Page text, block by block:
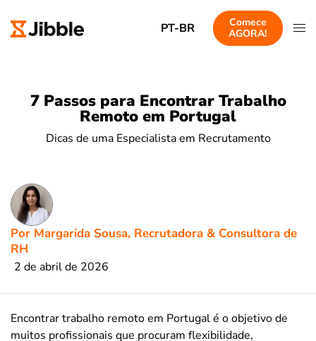
PT-BR
Comece
AGORA!
7 Passos para Encontrar Trabalho
Remoto em Portugal
Dicas de uma Especialista em Recrutamento
Por Margarida Sousa, Recrutadora & Consultora de
RH
2 de abril de 2026
Encontrar trabalho remoto em Portugalé o objetivo de
muitos profissionais que procuram flexibilidade,